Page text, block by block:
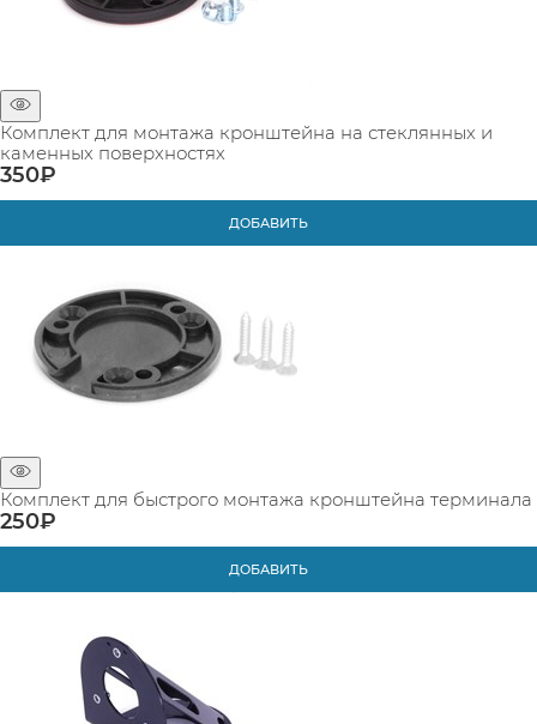
Комплект для монтажа кронштейна на стеклянных и
каменных поверхностях
350₽
ДОБАВИТЬ
Комплект для быстрого монтажа кронштейна терминала
250₽
ДОБАВИТЬ